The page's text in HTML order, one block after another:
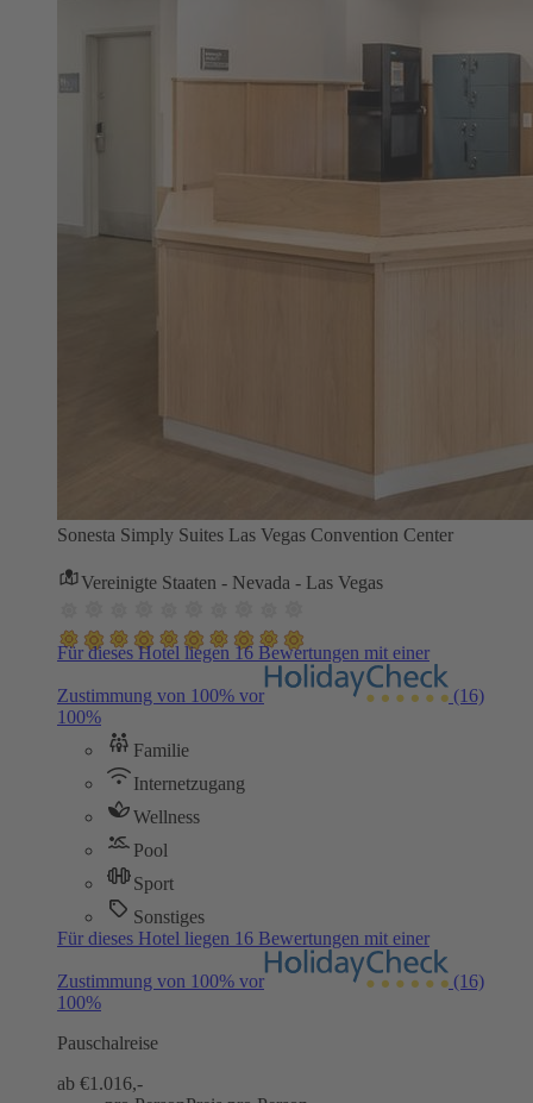
Sonesta Simply Suites Las Vegas Convention Center
Vereinigte Staaten - Nevada - Las Vegas
Für dieses Hotel liegen 16 Bewertungen mit einer
Zustimmung von 100% vor
(16)
100%
Familie
Internetzugang
Wellness
Pool
Sport
Sonstiges
Für dieses Hotel liegen 16 Bewertungen mit einer
Zustimmung von 100% vor
(16)
100%
Pauschalreise
ab €1.016,-